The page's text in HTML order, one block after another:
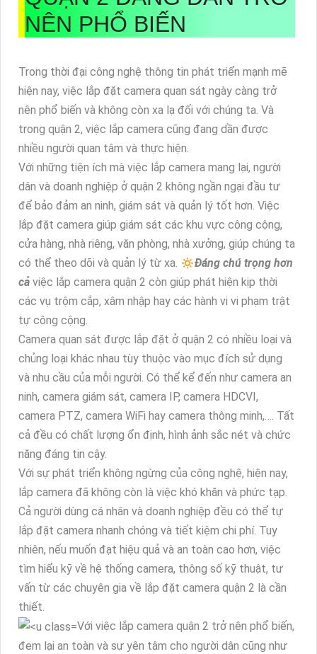
NÊN PHỔ BIẾN
Trong thời đại công nghệ thông tin phát triển mạnh mẽ
hiện nay, việc lắp đặt camera quan sát ngày càng trở
nên phổ biến và không còn xa lạ đối với chúng ta. Và
trong quận 2, việc lắp camera cũng đang dần được
nhiều người quan tâm và thực hiện.
Với những tiện ích mà việc lắp camera mang lại, người
dân và doanh nghiệp ở quận 2 không ngần ngại đầu tư
để bảo đảm an ninh, giám sát và quản lý tốt hơn. Việc
lắp đặt camera giúp giám sát các khu vực công cộng,
cửa hàng, nhà riêng, văn phòng, nhà xưởng, giúp chúng ta
có thể theo dõi và quản lý từ xa. 🔅Đáng chú trọng hơn
cả việc lắp camera quận 2 còn giúp phát hiện kịp thời
các vụ trộm cắp, xâm nhập hay các hành vi vi phạm trật
tự công cộng.
Camera quan sát được lắp đặt ở quận 2 có nhiều loại và
chủng loại khác nhau tùy thuộc vào mục đích sử dụng
và nhu cầu của mỗi người. Có thể kể đến như camera an
ninh, camera giám sát, camera IP, camera HDCVI,
camera PTZ, camera WiFi hay camera thông minh,…. Tất
cả đều có chất lượng ổn định, hình ảnh sắc nét và chức
năng đáng tin cậy.
Với sự phát triển không ngừng của công nghệ, hiện nay,
lắp camera đã không còn là việc khó khăn và phức tạp.
Cả người dùng cá nhân và doanh nghiệp đều có thể tự
lắp đặt camera nhanh chóng và tiết kiệm chi phí. Tuy
nhiên, nếu muốn đạt hiệu quả và an toàn cao hơn, việc
tìm hiểu kỹ về hệ thống camera, thông số kỹ thuật, tư
vấn từ các chuyên gia về lắp đặt camera quận 2 là cần
thiết.
Với việc lắp camera quận 2 trở nên phổ biến,
đem lại an toàn và sự yên tâm cho người dân cũng như